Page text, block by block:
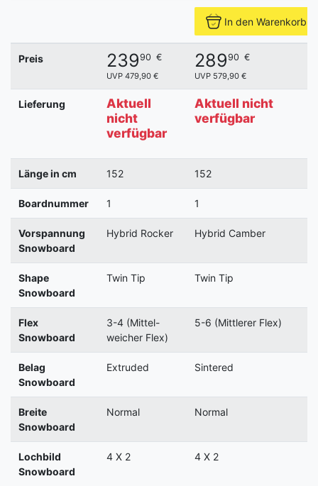
In den Warenkorb
Preis 23990 €
UVP 479,90 €
28990 €
UVP 579,90 €
Lieferung
Aktuell
nicht
verfügbar
Aktuell nicht
verfügbar
Länge in cm 152 152
Boardnummer 1 1
Vorspannung
Snowboard
Hybrid Rocker Hybrid Camber
Shape
Snowboard
Twin Tip Twin Tip
Flex
Snowboard
3-4 (Mittel-
weicher Flex)
5-6 (Mittlerer Flex)
Belag
Snowboard
Extruded Sintered
Breite
Snowboard
Normal Normal
Lochbild
Snowboard
4 X 2 4 X 2